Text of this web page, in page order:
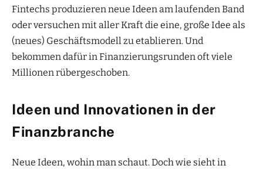
Fintechs produzieren neue Ideen am laufenden Band
oder versuchen mit aller Kraft die eine, große Idee als
(neues) Geschäftsmodell zu etablieren. Und
bekommen dafür in Finanzierungsrunden oft viele
Millionen rübergeschoben.
Ideen und Innovationen in der
Finanzbranche
Neue Ideen, wohin man schaut. Doch wie sieht in